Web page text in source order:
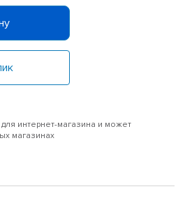
интернет-магазина и может
магазинах